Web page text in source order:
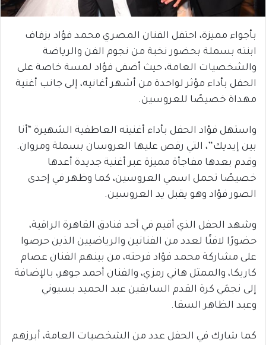
بأجواء مميزة، احتفل الفنان المصري محمد فؤاد بزفاف
ابنته بسملة بحضور نخبة من نجوم الفن والرياضة
والشخصيات العامة، حيث أضفى فؤاد لمسة خاصة على
الحفل بأداء مؤثر لواحدة من أشهر أغانيه، إلى جانب أغنية
مهداة خصيصًا للعروسين.
واستهل فؤاد الحفل بأداء أغنيته العاطفية الشهيرة “أنا
بين إيديك”، التي رقص عليها العروسان بسملة ومروان.
وقدم بعدها مفاجأة مميزة عبر أغنية جديدة أعدها
خصيصًا تحمل اسمي العروسين، كما وظهر في إحدى
الصور فؤاد وهو يقبل يد العروسين.
وشهد الحفل الذي أقيم في أحد فنادق القاهرة الراقية،
حضورًا لافتًا لعدد من الفنانين والرياضيين الذين حرصوا
على مشاركة محمد فؤاد فرحته، من بينهم الفنان عصام
كاريكا، والممثل هاني رمزي، والفنان أحمد جوهر، بالإضافة
إلى نجمَي كرة القدم السابقين عبد الحميد بسيوني
وعبد الظاهر السقا.
كما شارك في الحفل عدد من الشخصيات العامة، أبرزهم